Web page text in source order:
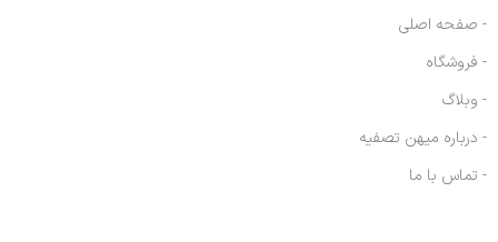
- صفحه اصلی
- فروشگاه
- وبلاگ
- درباره میهن تصفیه
- تماس با ما